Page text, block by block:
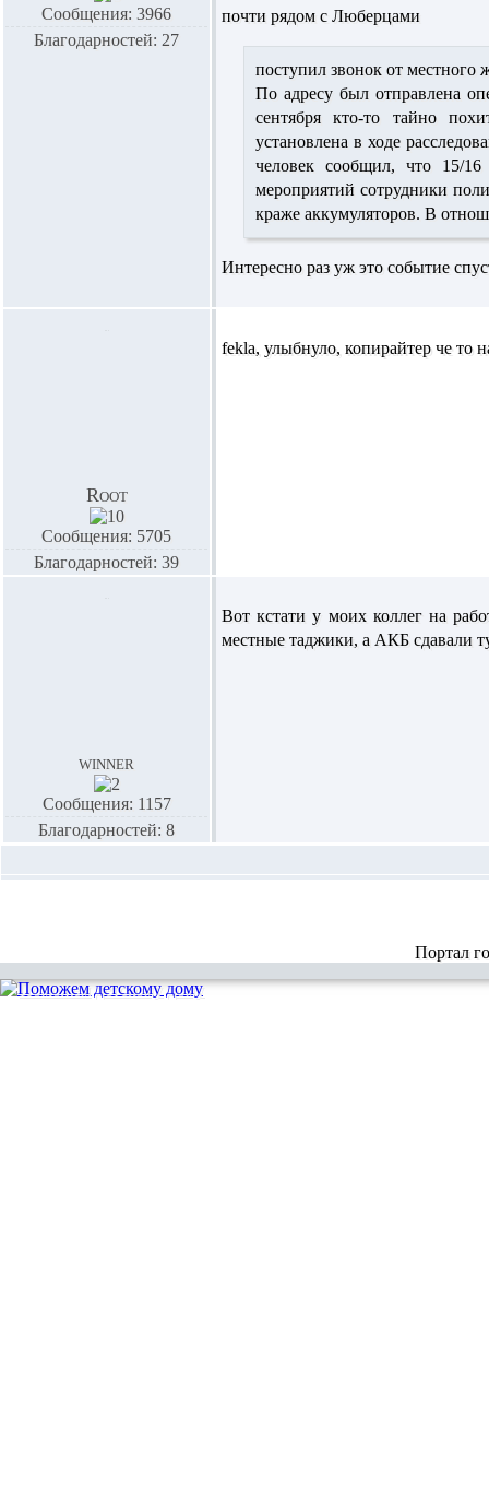
Сообщения: 3966
Благодарностей: 27
почти рядом с Люберцами
поступил звонок от местного
По адресу был отправлена
сентября кто-то тайно
установлена в ходе
человек сообщил, что 15/
мероприятий сотрудники
краже аккумуляторов. В
Интересно раз уж это событие
Root
Сообщения: 5705
Благодарностей: 39
fekla, улыбнуло, копирайтер че то
winner
Сообщения: 1157
Благодарностей: 8
Вот кстати у моих коллег на
местные таджики, а АКБ сдавали
Портал